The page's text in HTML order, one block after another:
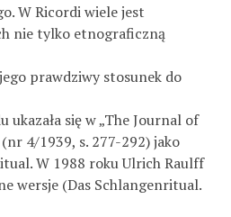
W Ricordi wiele jest
nie tylko etnograficzną
prawdziwy stosunek do
ukazała się w „The Journal of
4/1939, s. 277-292) jako
W 1988 roku Ulrich Raulff
wersje (Das Schlangenritual.